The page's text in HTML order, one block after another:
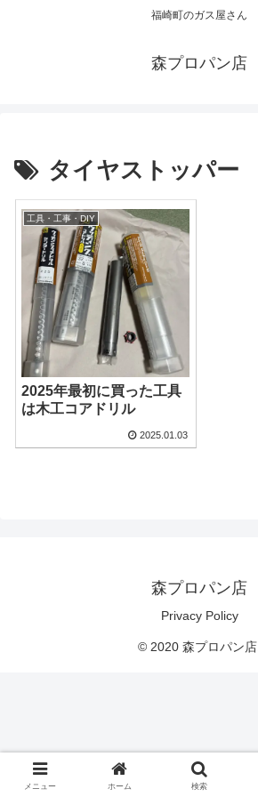
福崎町のガス屋さん
森プロパン店
タイヤストッパー
工具・工事・DIY
2025年最初に買った工具
は木工コアドリル
2025.01.03
森プロパン店
Privacy Policy
© 2020 森プロパン店.
メニュー ホーム 検索